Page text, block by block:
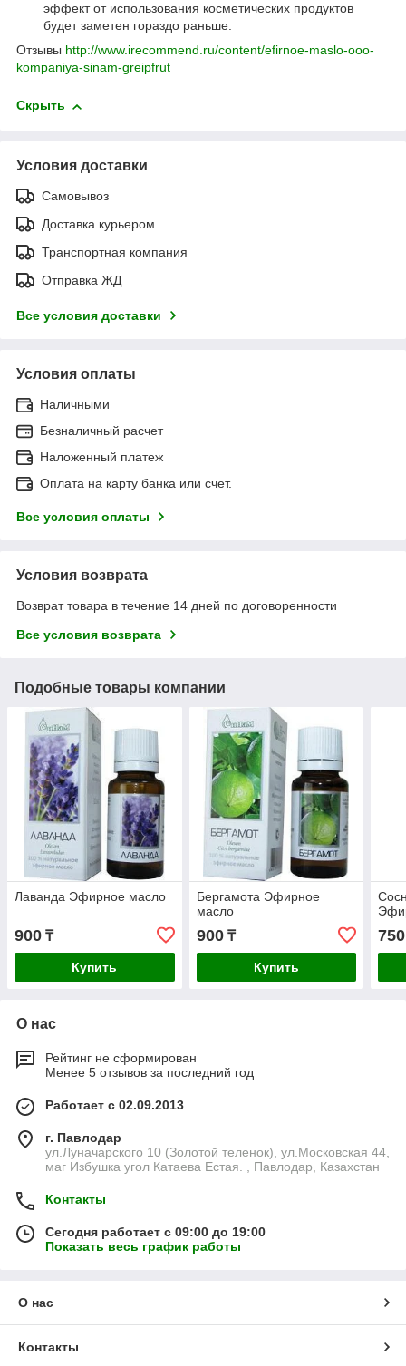
эффект от использования косметических продуктов
будет заметен гораздо раньше.
Отзывы http://www.irecommend.ru/content/efirnoe-maslo-ooo-
kompaniya-sinam-greipfrut
Скрыть
Условия доставки
Самовывоз
Доставка курьером
Транспортная компания
Отправка ЖД
Все условия доставки
Условия оплаты
Наличными
Безналичный расчет
Наложенный платеж
Оплата на карту банка или счет.
Все условия оплаты
Условия возврата
Возврат товара в течение 14 дней по договоренности
Все условия возврата
Подобные товары компании
Лаванда Эфирное масло
900 ₸
Купить
Бергамота Эфирное
масло
900₸
Купить
750
О нас
Рейтинг не сформирован
Менее 5 отзывов за последний год
Работает с 02.09.2013
г. Павлодар
ул.Луначарского 10 (Золотой теленок), ул.Московская 44,
маг Избушка угол Катаева Естая. , Павлодар, Казахстан
Контакты
Сегодня работает с 09:00 до 19:00
Показать весь график работы
О нас
Контакты